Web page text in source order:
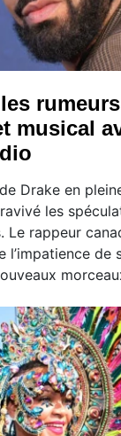
musical
Drake en
les
Le rappeur
l’impatience de